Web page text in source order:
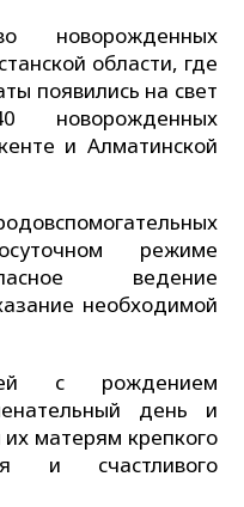
новорожденных
области, где
появились на свет
и Алматинской
режиме
ведение
необходимой
с рождением
день и
матерям крепкого
и счастливого